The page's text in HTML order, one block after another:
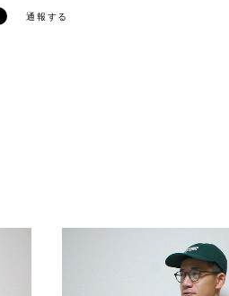
通報する